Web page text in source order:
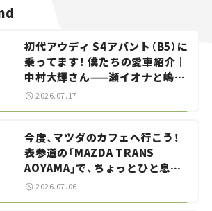
初代アウディ S4アバント（B5）に
乗ってます！ 僕たちの愛車紹介｜
中村大輝さん——瀬イオナと嶋田
智之の「クルマでざっくばらんば
2026.07.17
今度、マツダのカフェへ行こう！
表参道の「MAZDA TRANS
AOYAMA」で、ちょっとひと息。
——連載｜CCGとクルマでどうす
2026.07.06